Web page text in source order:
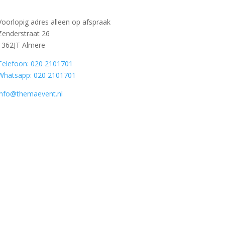
adres alleen op afspraak
26
Almere
020 2101701
020 2101701